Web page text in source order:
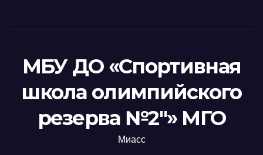
МБУ ДО «Спортивная
школа олимпийского
резерва №2"» МГО
Миасс